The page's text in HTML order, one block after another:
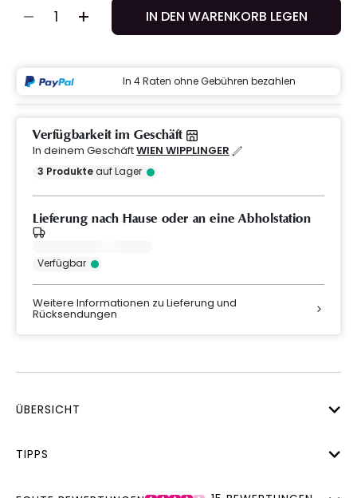
IN DEN WARENKORB LEGEN
In 4 Raten ohne Gebühren bezahlen
Verfügbarkeit im Geschäft
In deinem GeschäftWIEN WIPPLINGER
3 Produkteauf Lager
Lieferung nach Hause oder an eine Abholstation
Verfügbar
Weitere Informationen zu Lieferung und
Rücksendungen
ÜBERSICHT
TIPPS